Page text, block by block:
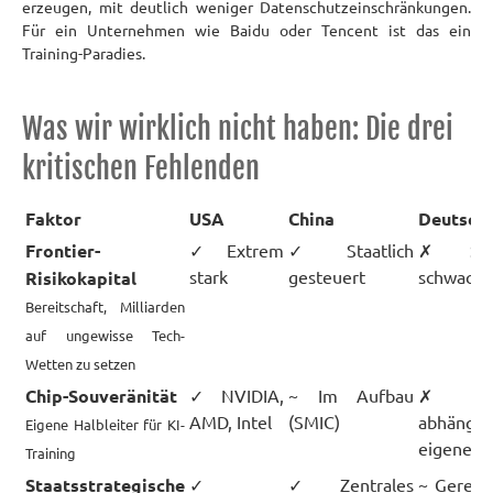
erzeugen, mit deutlich weniger Datenschutzeinschränkungen.
Für ein Unternehmen wie Baidu oder Tencent ist das ein
Training-Paradies.
Was wir wirklich nicht haben: Die drei
kritischen Fehlenden
Faktor USA China
Frontier-
Risikokapital
Bereitschaft, Milliarden
auf ungewisse Tech-
Wetten zu setzen
✓ Extrem
stark
✓ Staatlich
gesteuert
✗
schwach
Chip-Souveränität
Eigene Halbleiter für KI-
Training
✓ NVIDIA,
AMD, Intel
~ Im Aufbau
(SMIC)
✗
eigenen
Staatsstrategische ✓ ✓ Zentrales ~